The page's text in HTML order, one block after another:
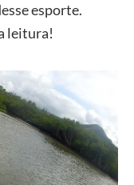
esporte.
leitura!